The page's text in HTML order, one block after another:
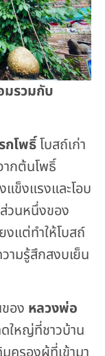
มรวมกับ
กโพธิ์โบสถ์เก่า
กต้นโพธิ์
ข็งแรงและโอบ
วนหนึ่งของ
งแต่ทำให้โบสถ์
ามรู้สึกสงบเย็น
อง หลวงพ่อ
ใหญ่ที่ชาวบ้าน